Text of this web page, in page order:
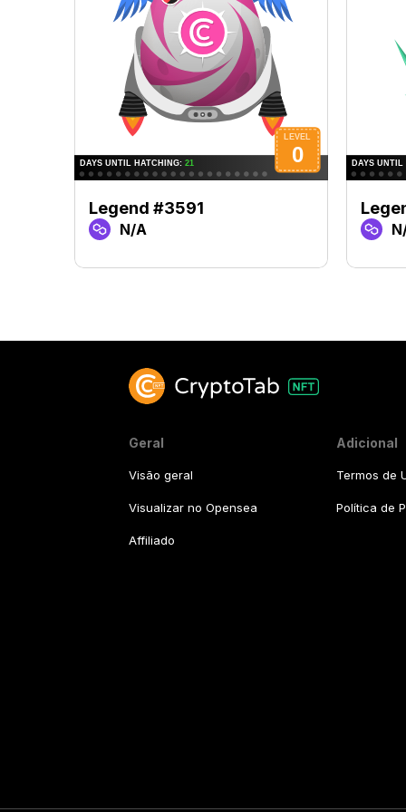
Legend #3591
N/A
Geral
Visão geral
Visualizar no Opensea
Affiliado
Adicional
Termos de
Política de